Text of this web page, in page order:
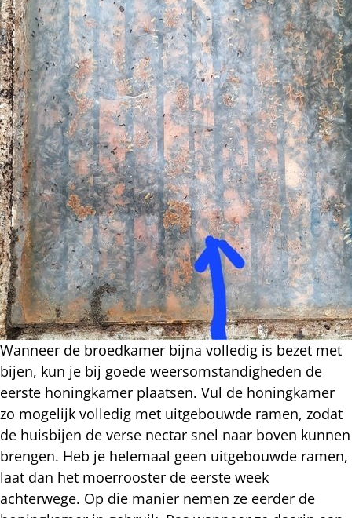
Wanneer de broedkamer bijna volledig is bezet met
bijen, kun je bij goede weersomstandigheden de
eerste honingkamer plaatsen. Vul de honingkamer
zo mogelijk volledig met uitgebouwde ramen, zodat
de huisbijen de verse nectar snel naar boven kunnen
brengen. Heb je helemaal geen uitgebouwde ramen,
laat dan het moerrooster de eerste week
achterwege. Op die manier nemen ze eerder de